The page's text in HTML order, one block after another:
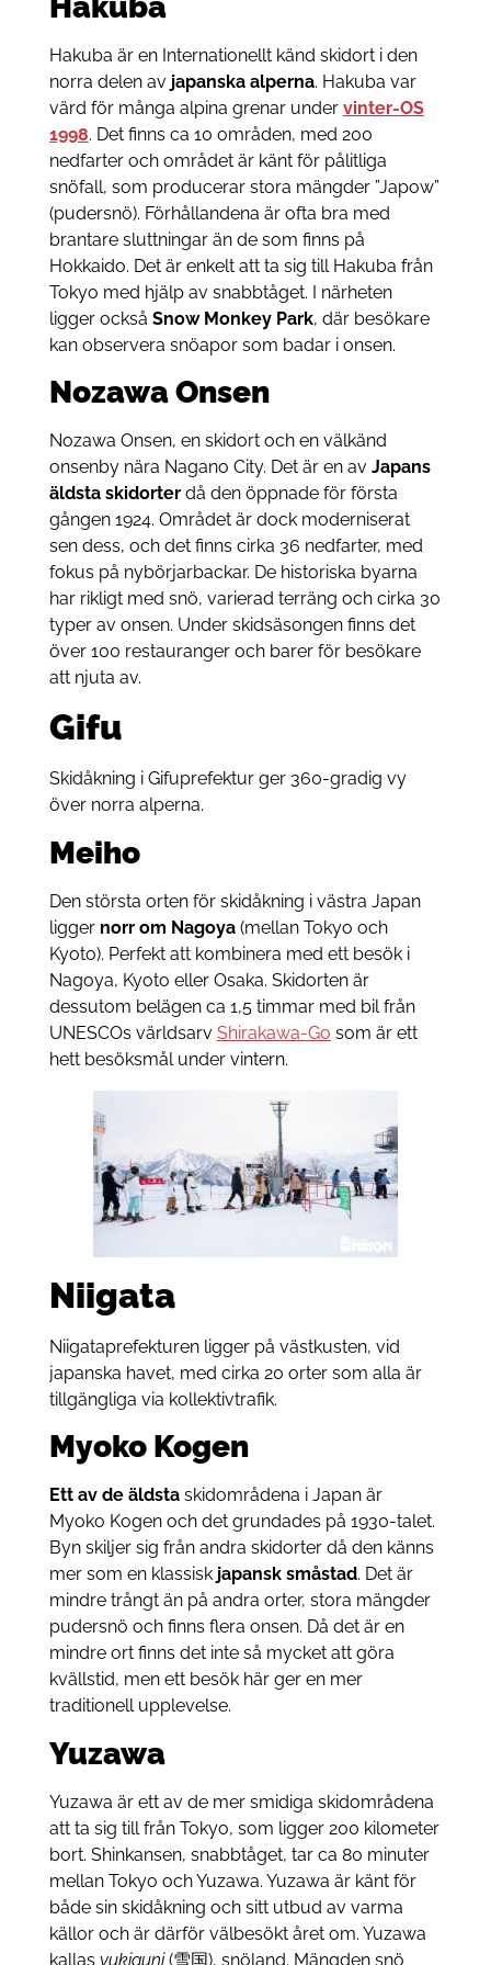
Hakuba är en Internationellt känd skidort i den
norra delen av japanska alperna. Hakuba var
värd för många alpina grenar under vinter-OS
1998. Det finns ca 10 områden, med 200
nedfarter och området är känt för pålitliga
snöfall, som producerar stora mängder ”Japow”
(pudersnö). Förhållandena är ofta bra med
brantare sluttningar än de som finns på
Hokkaido. Det är enkelt att ta sig till Hakuba från
Tokyo med hjälp av snabbtåget. I närheten
ligger också Snow Monkey Park, där besökare
kan observera snöapor som badar i onsen.
Nozawa Onsen
Nozawa Onsen, en skidort och en välkänd
onsenby nära Nagano City. Det är en av Japans
äldsta skidorterdå den öppnade för första
gången 1924. Området är dock moderniserat
sen dess, och det finns cirka 36 nedfarter, med
fokus på nybörjarbackar. De historiska byarna
har rikligt med snö, varierad terräng och cirka 30
typer av onsen. Under skidsäsongen finns det
över 100 restauranger och barer för besökare
att njuta av.
Gifu
Skidåkning i Gifuprefektur ger 360-gradig vy
över norra alperna.
Meiho
Den största orten för skidåkning i västra Japan
ligger norr om Nagoya(mellan Tokyo och
Kyoto). Perfekt att kombinera med ett besök i
Nagoya, Kyoto eller Osaka. Skidorten är
dessutom belägen ca 1,5 timmar med bil från
UNESCOs världsarv Shirakawa-Go som är ett
hett besöksmål under vintern.
Niigata
Niigataprefekturen ligger på västkusten, vid
japanska havet, med cirka 20 orter som alla är
tillgängliga via kollektivtrafik.
Myoko Kogen
Ett av de äldstaskidområdena i Japan är
Myoko Kogen och det grundades på 1930-talet.
Byn skiljer sig från andra skidorter då den känns
mer som en klassisk japansk småstad. Det är
mindre trångt än på andra orter, stora mängder
pudersnö och finns flera onsen. Då det är en
mindre ort finns det inte så mycket att göra
kvällstid, men ett besök här ger en mer
traditionell upplevelse.
Yuzawa
Yuzawa är ett av de mer smidiga skidområdena
att ta sig till från Tokyo, som ligger 200 kilometer
bort. Shinkansen, snabbtåget, tar ca 80 minuter
mellan Tokyo och Yuzawa. Yuzawa är känt för
både sin skidåkning och sitt utbud av varma
källor och är därför välbesökt året om. Yuzawa
kallas yukiguni(雪国), snöland. Mängden snö